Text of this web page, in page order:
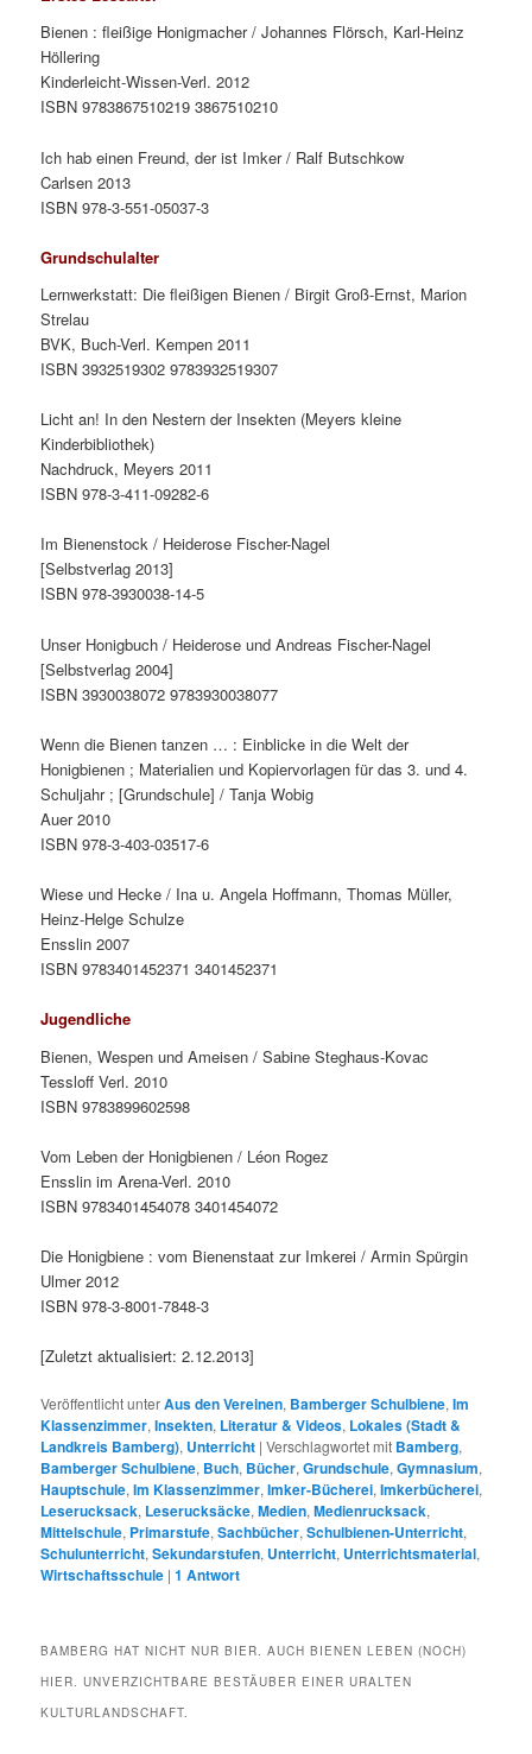
Bienen : fleißige Honigmacher / Johannes Flörsch, Karl-Heinz
Höllering
Kinderleicht-Wissen-Verl. 2012
ISBN 9783867510219 3867510210
Ich hab einen Freund, der ist Imker / Ralf Butschkow
Carlsen 2013
ISBN 978-3-551-05037-3
Grundschulalter
Lernwerkstatt: Die fleißigen Bienen / Birgit Groß-Ernst, Marion
Strelau
BVK, Buch-Verl. Kempen 2011
ISBN 3932519302 9783932519307
Licht an! In den Nestern der Insekten (Meyers kleine
Kinderbibliothek)
Nachdruck, Meyers 2011
ISBN 978-3-411-09282-6
Im Bienenstock / Heiderose Fischer-Nagel
[Selbstverlag 2013]
ISBN 978-3930038-14-5
Unser Honigbuch / Heiderose und Andreas Fischer-Nagel
[Selbstverlag 2004]
ISBN 3930038072 9783930038077
Wenn die Bienen tanzen … : Einblicke in die Welt der
Honigbienen ; Materialien und Kopiervorlagen für das 3. und 4.
Schuljahr ; [Grundschule] / Tanja Wobig
Auer 2010
ISBN 978-3-403-03517-6
Wiese und Hecke / Ina u. Angela Hoffmann, Thomas Müller,
Heinz-Helge Schulze
Ensslin 2007
ISBN 9783401452371 3401452371
Jugendliche
Bienen, Wespen und Ameisen / Sabine Steghaus-Kovac
Tessloff Verl. 2010
ISBN 9783899602598
Vom Leben der Honigbienen / Léon Rogez
Ensslin im Arena-Verl. 2010
ISBN 9783401454078 3401454072
Die Honigbiene : vom Bienenstaat zur Imkerei / Armin Spürgin
Ulmer 2012
ISBN 978-3-8001-7848-3
[Zuletzt aktualisiert: 2.12.2013]
Veröffentlicht unterAus den Vereinen, Bamberger Schulbiene,Im
Klassenzimmer,Insekten, Literatur & Videos, Lokales (Stadt &
Landkreis Bamberg), Unterricht |Verschlagwortet mit Bamberg,
Bamberger Schulbiene, Buch, Bücher,Grundschule,Gymnasium,
Hauptschule,Im Klassenzimmer,Imker-Bücherei,Imkerbücherei,
Leserucksack, Leserucksäcke,Medien,Medienrucksack,
Mittelschule, Primarstufe,Sachbücher,Schulbienen-Unterricht,
Schulunterricht,Sekundarstufen, Unterricht, Unterrichtsmaterial,
Wirtschaftsschule |1 Antwort
BAMBERG HAT NICHT NUR BIER. AUCH BIENEN LEBEN (NOCH)
HIER. UNVERZICHTBARE BESTÄUBER EINER URALTEN
KULTURLANDSCHAFT.